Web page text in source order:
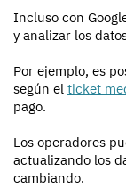
Incluso con
y analizar los
Por ejemplo, es
según el ticket
pago.
Los operadores
actualizando los
cambiando.